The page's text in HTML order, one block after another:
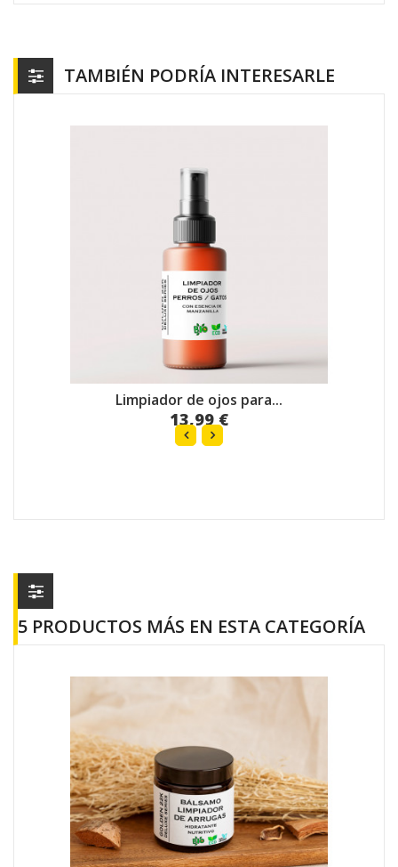
TAMBIÉN PODRÍA INTERESARLE
Limpiador de ojos para...
13,99 €
5 PRODUCTOS MÁS EN ESTA CATEGORÍA